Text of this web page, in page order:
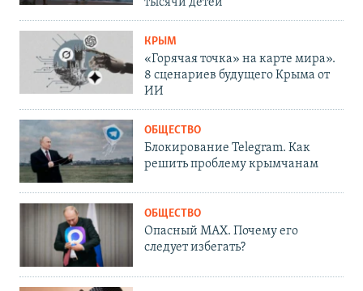
КРЫМ
«Горячая точка» на карте мира».
8 сценариев будущего Крыма от
ИИ
ОБЩЕСТВО
Блокирование Telegram. Как
решить проблему крымчанам
ОБЩЕСТВО
Опасный MAX. Почему его
следует избегать?